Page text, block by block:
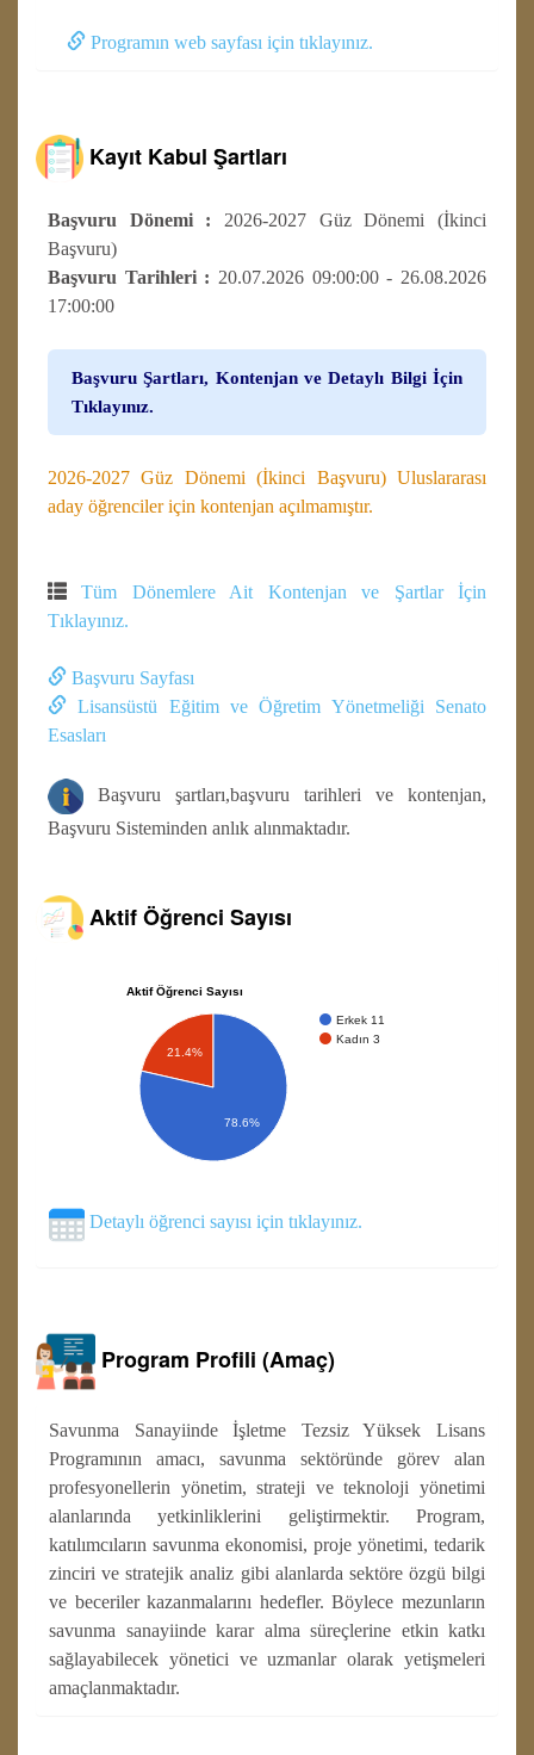
Programın web sayfası için tıklayınız.
Kayıt Kabul Şartları
Başvuru Dönemi : 2026-2027 Güz Dönemi (İkinci
Başvuru)
Başvuru Tarihleri : 20.07.2026 09:00:00 - 26.08.2026
17:00:00
Başvuru Şartları, Kontenjan ve Detaylı Bilgi İçin
Tıklayınız.
2026-2027 Güz Dönemi (İkinci Başvuru) Uluslararası
aday öğrenciler için kontenjan açılmamıştır.
Tüm Dönemlere Ait Kontenjan ve Şartlar İçin
Tıklayınız.
Başvuru Sayfası
Lisansüstü Eğitim ve Öğretim Yönetmeliği Senato
Esasları
Başvuru şartları,başvuru tarihleri ve kontenjan,
Başvuru Sisteminden anlık alınmaktadır.
Aktif Öğrenci Sayısı
Aktif Öğrenci Sayısı
Erkek 11
Kadın 3
21.4%
78.6%
Detaylı öğrenci sayısı için tıklayınız.
Program Profili (Amaç)
Savunma Sanayiinde İşletme Tezsiz Yüksek Lisans
Programının amacı, savunma sektöründe görev alan
profesyonellerin yönetim, strateji ve teknoloji yönetimi
alanlarında yetkinliklerini geliştirmektir. Program,
katılımcıların savunma ekonomisi, proje yönetimi, tedarik
zinciri ve stratejik analiz gibi alanlarda sektöre özgü bilgi
ve beceriler kazanmalarını hedefler. Böylece mezunların
savunma sanayiinde karar alma süreçlerine etkin katkı
sağlayabilecek yönetici ve uzmanlar olarak yetişmeleri
amaçlanmaktadır.